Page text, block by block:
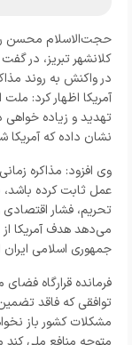
حجت‌الاسلام محسن
کلانشهر تبریز، در گفت
در واکنش به روند
آمریکا اظهار کرد: ملت
تهدید و زیاده‌
نشان داده که
وی افزود: مذاکره
عمل ثابت کرده
تحریم، فشار
می‌دهد هدف آمریکا از
جمهوری اسلامی
فرمانده قرارگاه فضای
توافقی که فاقد
مشکلات کشور باز